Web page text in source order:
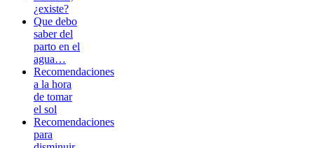
¿existe?
Que debo
saber del
parto en el
agua…
Recomendaciones
a la hora
de tomar
el sol
Recomendaciones
para